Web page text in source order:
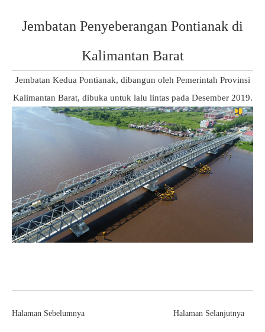
Jembatan Penyeberangan Pontianak di
Kalimantan Barat
Jembatan Kedua Pontianak, dibangun oleh Pemerintah Provinsi
Kalimantan Barat, dibuka untuk lalu lintas pada Desember 2019.
Halaman Sebelumnya Halaman Selanjutnya